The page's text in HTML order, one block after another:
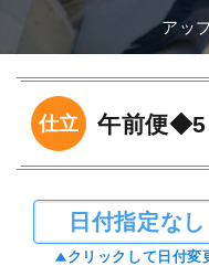
アッ
仕立 午前便
日付指定なし
クリックして日付変